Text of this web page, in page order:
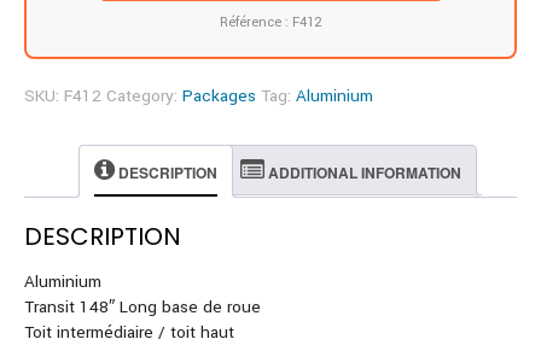
Référence : F412
SKU: F412 Category: Packages Tag: Aluminium
DESCRIPTION ADDITIONAL INFORMATION
DESCRIPTION
Aluminium
Transit 148″ Long base de roue
Toit intermédiaire / toit haut